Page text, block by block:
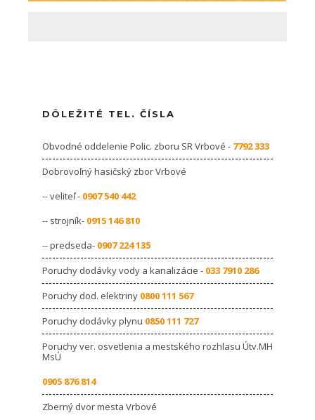
DÔLEŽITÉ TEL. ČÍSLA
Obvodné oddelenie Polic. zboru SR Vrbové - 7792 333
Dobrovoľný hasičský zbor Vrbové
-- veliteľ - 0907 540 442
-- strojník- 0915 146 810
-- predseda- 0907 224 135
Poruchy dodávky vody a kanalizácie - 033 7910 286
Poruchy dod. elektriny 0800 111 567
Poruchy dodávky plynu 0850 111 727
Poruchy ver. osvetlenia a mestského rozhlasu Útv.MH
MsÚ
0905 876 814
Zberný dvor mesta Vrbové